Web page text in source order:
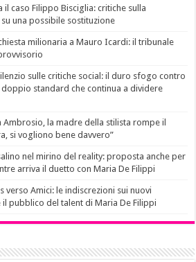
caso Filippo Bisciglia: critiche sulla
una possibile sostituzione
milionaria a Mauro Icardi: il tribunale
sulle critiche social: il duro sfogo contro
standard che continua a dividere
la madre della stilista rompe il
si vogliono bene davvero”
nel mirino del reality: proposta anche per
arriva il duetto con Maria De Filippi
verso Amici: le indiscrezioni sui nuovi
pubblico del talent di Maria De Filippi